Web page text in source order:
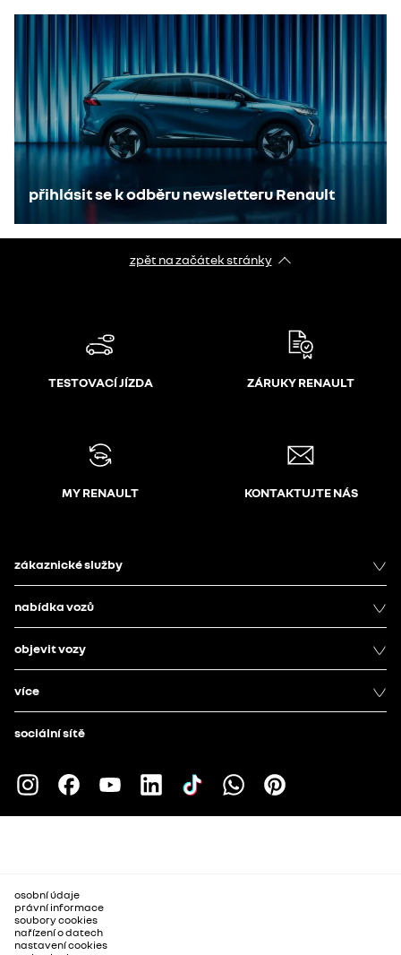
přihlásit se k odběru newsletteru Renault
zpět na začátek stránky
TESTOVACÍ JÍZDA ZÁRUKY RENAULT
MY RENAULT KONTAKTUJTE NÁS
zákaznické služby
nabídka vozů
objevit vozy
více
sociální sítě
osobní údaje
právní informace
soubory cookies
nařízení o datech
nastavení cookies